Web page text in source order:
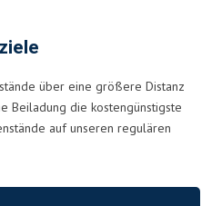
über eine größere Distanz
Beiladung die kostengünstigste
auf unseren regulären